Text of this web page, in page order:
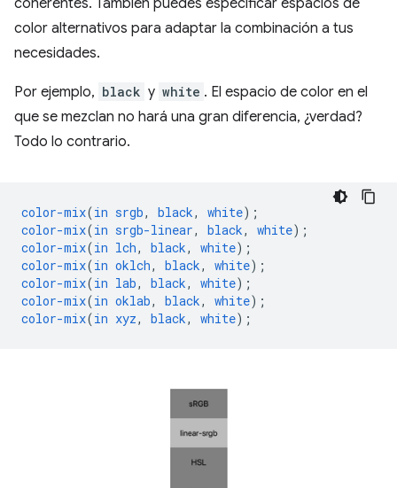
color alternativos para adaptar la combinación a tus
necesidades.
Por ejemplo, black y white . El espacio de color en el
que se mezclan no hará una gran diferencia, ¿verdad?
Todo lo contrario.
color-mix(in srgb, black, white);
color-mix(in srgb-linear, black, white);
color-mix(in lch, black, white);
color-mix(in oklch, black, white);
color-mix(in lab, black, white);
color-mix(in oklab, black, white);
color-mix(in xyz, black, white);